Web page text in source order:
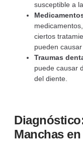
susceptible a
ciertos
pueden
Traumas
puede causar
del diente.
Manchas